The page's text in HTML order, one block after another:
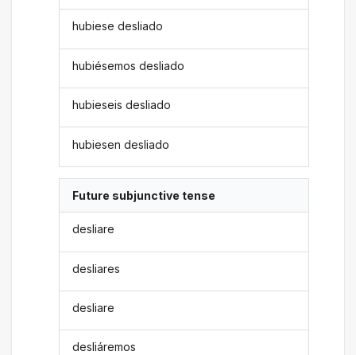
hubiese desliado
hubiésemos desliado
hubieseis desliado
hubiesen desliado
Future subjunctive tense
desliare
desliares
desliare
desliáremos